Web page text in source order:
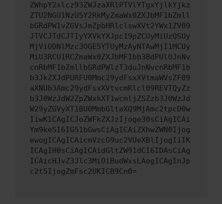
ZWhpY2xlcz93ZWJzaXRlPTVlYTgxYjlkYjkz
ZTU2NGU1NzU5Y2RkMyZmaWx0ZXJbMF1bZmll
bGRdPW1vZGVsJmZpbHRlclswXVt2YWx1ZV09
JTVCJTdCJTIyYXVkYXJpc19pZCUyMiUzQSUy
MjViODNlMzc3OGE5YTUyMzAyNTAwMjI1MCUy
MiU3RCU1RCZmaWx0ZXJbMF1bb3BdPUlOJnNv
cnRbMF1bZmllbGRdPWlzT3duJnNvcnRbMF1b
b3JkZXJdPURFU0Mmc29ydFsxXVtmaWVsZF09
aXNUb3Amc29ydFsxXVtvcmRlcl09REVTQyZz
b3J0WzJdW2ZpZWxkXT1wcmljZSZzb3J0WzJd
W29yZGVyXT1BU0MmbGltaXQ9MjAmc2tpcD0w
IiwKICAgICJoZWFkZXJzIjoge30sCiAgICAi
Ym9keSI6IG51bGwsCiAgICAiZXhwZWN0Ijog
ewogICAgICAicmVzcG9uc2VUeXBlIjogIiIK
ICAgIH0sCiAgICAidGltZW91dCI6IDAsCiAg
ICAicHJvZ3Jlc3MiOiBudWxsLAogICAgInJp
c2t5IjogZmFsc2UKICB9Cn0=